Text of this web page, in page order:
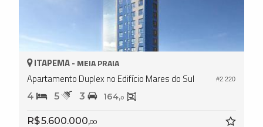
#2.220
ITAPEMA - MEIA PRAIA
Apartamento Duplex no Edifício Mares do Sul
4 5 3 164,0
R$ 5.600.000,00